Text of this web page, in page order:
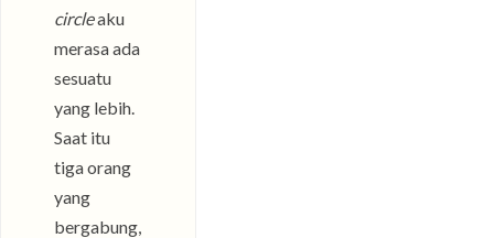
circleaku
merasa ada
sesuatu
yang lebih.
Saat itu
tiga orang
yang
bergabung,